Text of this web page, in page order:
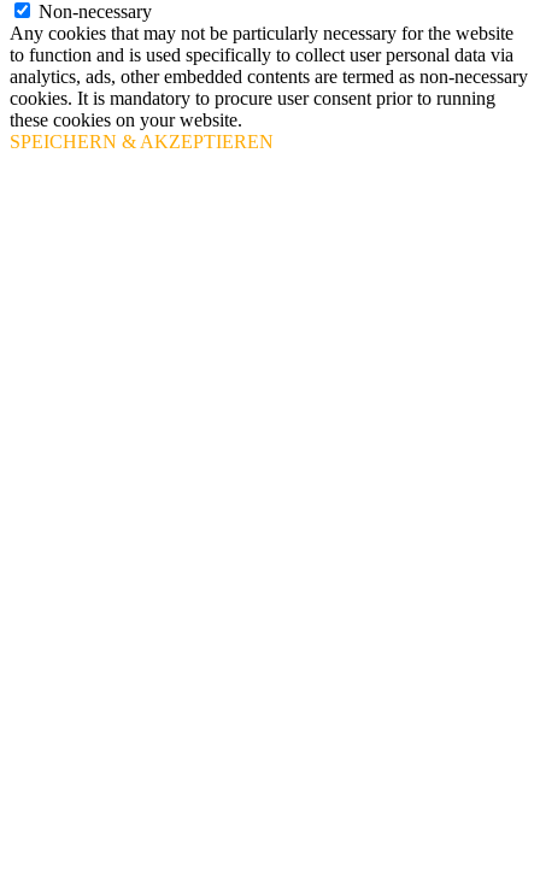
Non-necessary
Any cookies that may not be particularly necessary for the website
to function and is used specifically to collect user personal data via
analytics, ads, other embedded contents are termed as non-necessary
cookies. It is mandatory to procure user consent prior to running
these cookies on your website.
SPEICHERN & AKZEPTIEREN